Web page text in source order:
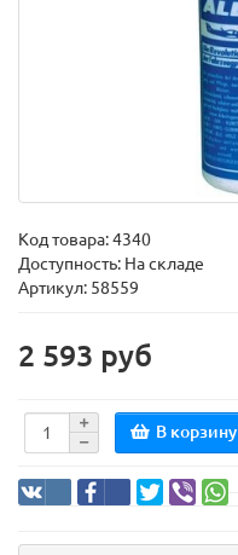
Код товара:4340
Доступность: На складе
Артикул: 58559
2 593 руб
В корзину